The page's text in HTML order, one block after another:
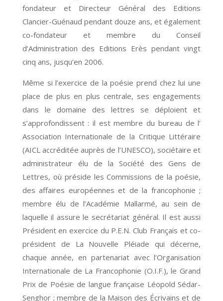
fondateur et Directeur Général des Editions
Clancier-Guénaud pendant douze ans, et également
co-fondateur et membre du Conseil
d’Administration des Editions Erès pendant vingt
cinq ans, jusqu’en 2006.
Même si l’exercice de la poésie prend chez lui une
place de plus en plus centrale, ses engagements
dans le domaine des lettres se déploient et
s’approfondissent : il est membre du bureau de l’
Association Internationale de la Critique Littéraire
(AICL accréditée auprès de l’UNESCO), sociétaire et
administrateur élu de la Société des Gens de
Lettres, où préside les Commissions de la poésie,
des affaires européennes et de la francophonie ;
membre élu de l’Académie Mallarmé, au sein de
laquelle il assure le secrétariat général. Il est aussi
Président en exercice du P.E.N. Club Français et co-
président de La Nouvelle Pléiade qui décerne,
chaque année, en partenariat avec l’Organisation
Internationale de La Francophonie (O.I.F.), le Grand
Prix de Poésie de langue française Léopold Sédar-
Senghor ; membre de la Maison des Écrivains et de